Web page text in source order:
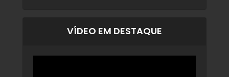
VÍDEO EM DESTAQUE